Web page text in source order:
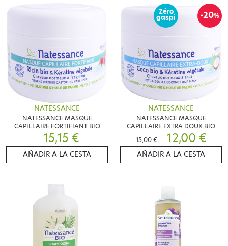
NATESSANCE
NATESSANCE MASQUE
CAPILLAIRE FORTIFIANT BIO
200ML
15,15 €
AÑADIR A LA CESTA
-20%
Zéro
gaspi
NATESSANCE
NATESSANCE MASQUE
CAPILLAIRE EXTRA DOUX BIO
200ML
15,00 € 12,00 €
AÑADIR A LA CESTA